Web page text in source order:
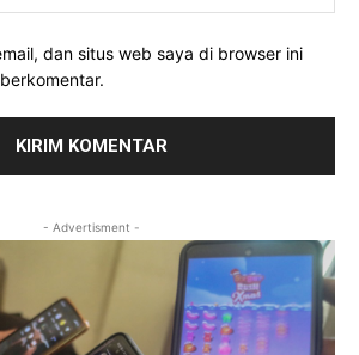
dan situs web saya di browser ini
- Advertisment -